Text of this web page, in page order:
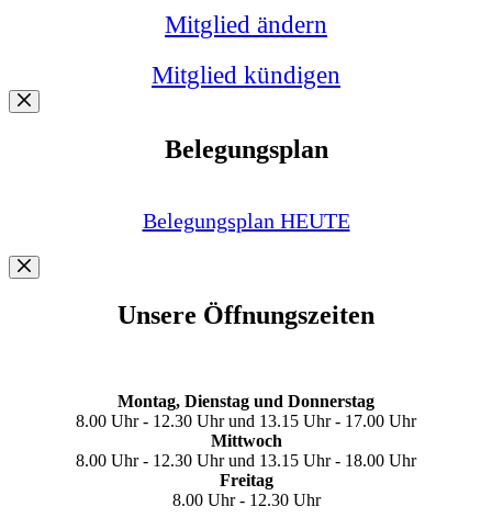
Mitglied ändern
Mitglied kündigen
Belegungsplan
Belegungsplan HEUTE
Unsere Öffnungszeiten
Montag, Dienstag und Donnerstag
8.00 Uhr - 12.30 Uhr und 13.15 Uhr - 17.00 Uhr
Mittwoch
8.00 Uhr - 12.30 Uhr und 13.15 Uhr - 18.00 Uhr
Freitag
8.00 Uhr - 12.30 Uhr